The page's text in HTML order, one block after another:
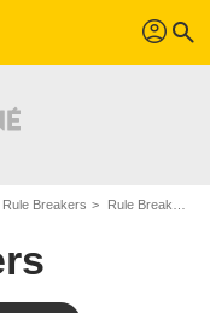
profil search
Rule Breakers Rule Breakers : Box Office